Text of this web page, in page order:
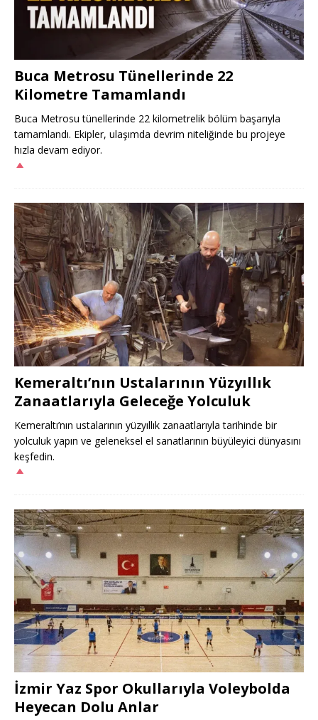
Buca Metrosu Tünellerinde 22
Kilometre Tamamlandı
Buca Metrosu tünellerinde 22 kilometrelik bölüm başarıyla
tamamlandı. Ekipler, ulaşımda devrim niteliğinde bu projeye
hızla devam ediyor.
Kemeraltı’nın Ustalarının Yüzyıllık
Zanaatlarıyla Geleceğe Yolculuk
Kemeraltı’nın ustalarının yüzyıllık zanaatlarıyla tarihinde bir
yolculuk yapın ve geleneksel el sanatlarının büyüleyici dünyasını
keşfedin.
İzmir Yaz Spor Okullarıyla Voleybolda
Heyecan Dolu Anlar